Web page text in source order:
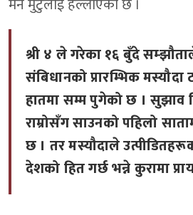
मन मुटुलाई हल्लाएको छ ।
श्री ४ ले गरेका १६ बुँदे
संबिधानको प्रारम्भिक मस्यौदा
हातमा सम्म पुगेको छ । सुझाव
राम्रोसँग साउनको पहिलो
छ । तर मस्यौदाले
देशको हित गर्छ भन्ने कुरामा